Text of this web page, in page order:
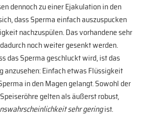
dennoch zu einer Ejakulation in den
dass Sperma einfach auszuspucken
nachzuspülen. Das vorhandene sehr
noch weiter gesenkt werden.
das Sperma geschluckt wird, ist das
anzusehen: Einfach etwas Flüssigkeit
in den Magen gelangt. Sowohl der
gelten als äußerst robust,
sehr geringist.